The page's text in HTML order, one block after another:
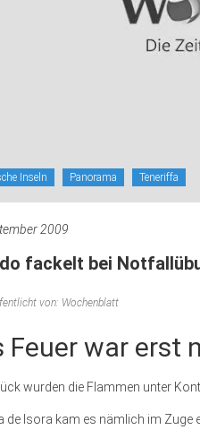
Inseln Panorama Teneriffa
2009
fackelt bei
von: Wochenblatt
Feuer war erst
wurden die Flammen unter
de Isora kam es nämlich im